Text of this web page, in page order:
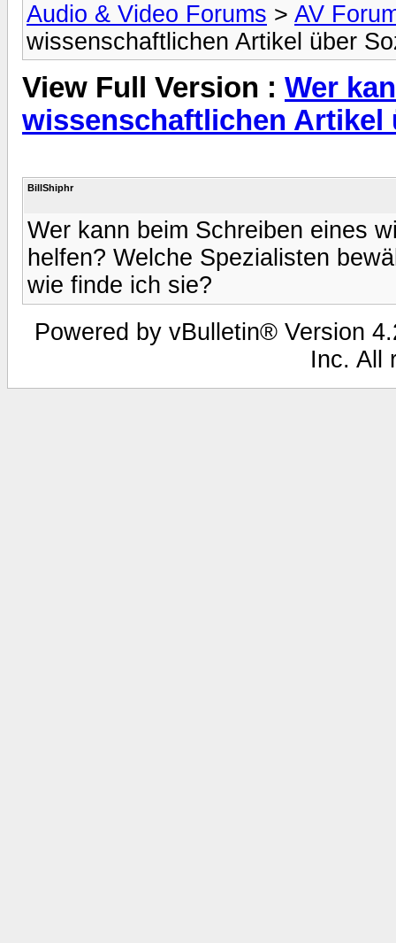
Audio & Video Forums > AV
wissenschaftlichen Artikel über
View Full Version : Wer
wissenschaftlichen Artikel
BillShiphr
Wer kann beim Schreiben eines
helfen? Welche Spezialisten
wie finde ich sie?
Powered by vBulletin® Version
Inc. All